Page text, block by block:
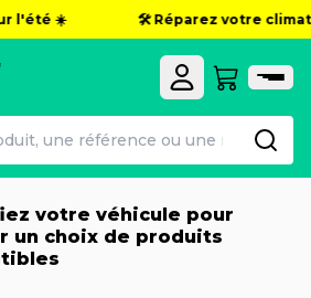
☀️ 🛠️ Réparez votre
votre véhicule pour
un choix de produits